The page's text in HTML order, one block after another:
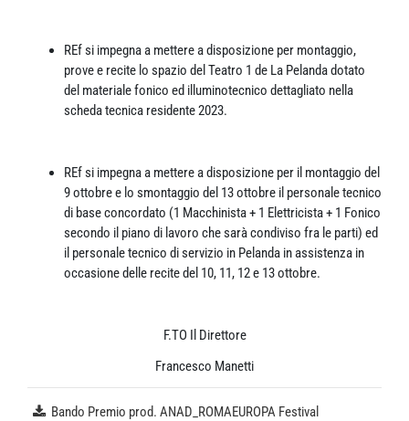
REf si impegna a mettere a disposizione per montaggio,
prove e recite lo spazio del Teatro 1 de La Pelanda dotato
del materiale fonico ed illuminotecnico dettagliato nella
scheda tecnica residente 2023.
REf si impegna a mettere a disposizione per il montaggio del
9 ottobre e lo smontaggio del 13 ottobre il personale tecnico
di base concordato (1 Macchinista + 1 Elettricista + 1 Fonico
secondo il piano di lavoro che sarà condiviso fra le parti) ed
il personale tecnico di servizio in Pelanda in assistenza in
occasione delle recite del 10, 11, 12 e 13 ottobre.
F.TO Il Direttore
Francesco Manetti
Bando Premio prod. ANAD_ROMAEUROPA Festival